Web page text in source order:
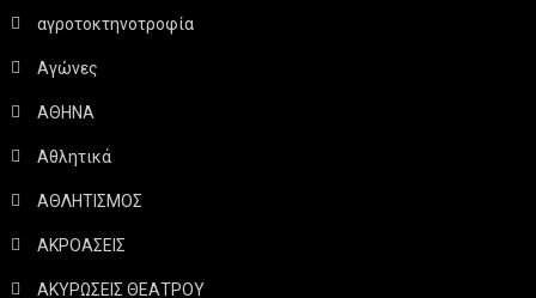
αγροτοκτηνοτροφία
Αγώνες
ΑΘΗΝΑ
Αθλητικά
ΑΘΛΗΤΙΣΜΟΣ
ΑΚΡΟΑΣΕΙΣ
ΑΚΥΡΩΣΕΙΣ ΘΕΑΤΡΟΥ